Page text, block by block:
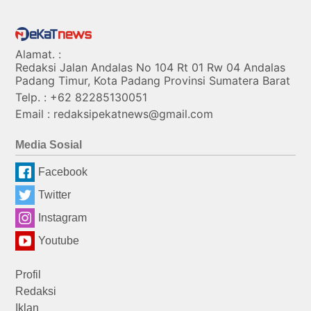
Alamat. :
Redaksi Jalan Andalas No 104 Rt 01 Rw 04 Andalas
Padang Timur, Kota Padang Provinsi Sumatera Barat
Telp. : +62 82285130051
Email : redaksipekatnews@gmail.com
Media Sosial
Facebook
Twitter
Instagram
Youtube
Profil
Redaksi
Iklan